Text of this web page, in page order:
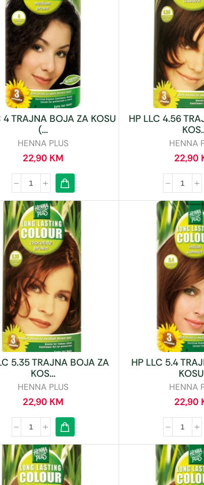
4 TRAJNA BOJA ZA KOSU
(...
HENNA PLUS
22,90 KM
HP LLC 4.56
HENNA
22,90
5.35 TRAJNA BOJA ZA
KOS...
HENNA PLUS
22,90 KM
HP LLC 5.4
HENNA
22,90